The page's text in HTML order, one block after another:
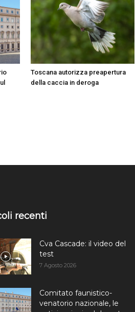
Toscana autorizza preapertura
della caccia in deroga
recenti
Cva Cascade: il video del
test
7 Agosto 2026
Comitato faunistico-
venatorio nazionale, le